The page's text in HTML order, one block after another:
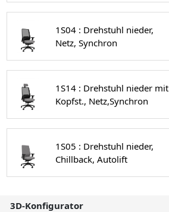
1S04 : Drehstuhl nieder,
Netz, Synchron
1S14 : Drehstuhl nieder mit
Kopfst., Netz,Synchron
1S05 : Drehstuhl nieder,
Chillback, Autolift
3D-Konfigurator